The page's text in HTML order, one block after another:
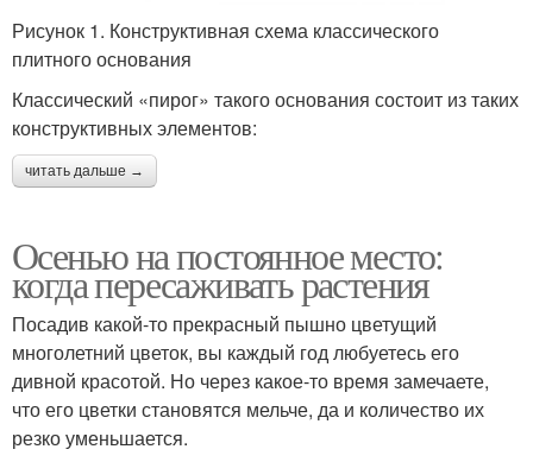
Рисунок 1. Конструктивная схема классического
плитного основания
Классический «пирог» такого основания состоит из таких
конструктивных элементов:
читать дальше →
Осенью на постоянное место:
когда пересаживать растения
Посадив какой-то прекрасный пышно цветущий
многолетний цветок, вы каждый год любуетесь его
дивной красотой. Но через какое-то время замечаете,
что его цветки становятся мельче, да и количество их
резко уменьшается.